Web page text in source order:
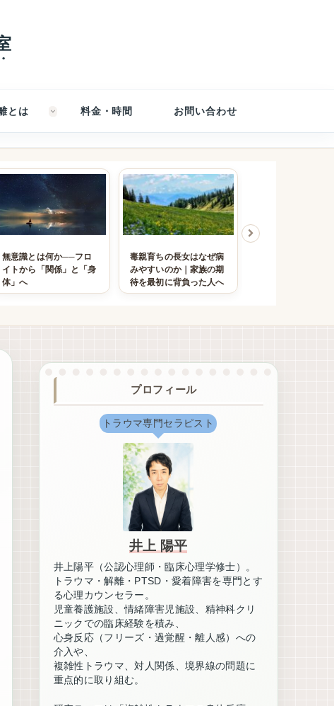
とは 料金・時間 お問い合わせ
無意識とは何か──フロ
イトから「関係」と「身
体」へ
毒親育ちの長女はなぜ病
みやすいのか｜家族の期
待を最初に背負った人へ
プロフィール
トラウマ専門セラピスト
井上 陽平
井上陽平（公認心理師・臨床心理学修士）。
トラウマ・解離・PTSD・愛着障害を専門とす
る心理カウンセラー。
児童養護施設、情緒障害児施設、精神科クリ
ニックでの臨床経験を積み、
心身反応（フリーズ・過覚醒・離人感）への
介入や、
複雑性トラウマ、対人関係、境界線の問題に
重点的に取り組む。